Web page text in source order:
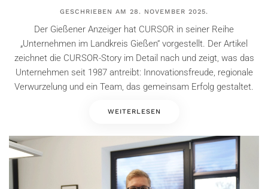
GESCHRIEBEN AM 28. NOVEMBER 2025.
Der Gießener Anzeiger hat CURSOR in seiner Reihe
„Unternehmen im Landkreis Gießen“ vorgestellt. Der Artikel
zeichnet die CURSOR-Story im Detail nach und zeigt, was das
Unternehmen seit 1987 antreibt: Innovationsfreude, regionale
Verwurzelung und ein Team, das gemeinsam Erfolg gestaltet.
WEITERLESEN